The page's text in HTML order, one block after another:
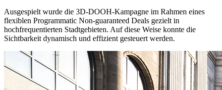
Ausgespielt wurde die 3D-DOOH-Kampagne im Rahmen eines
flexiblen Programmatic Non-guaranteed Deals gezielt in
hochfrequentierten Stadtgebieten. Auf diese Weise konnte die
Sichtbarkeit dynamisch und effizient gesteuert werden.